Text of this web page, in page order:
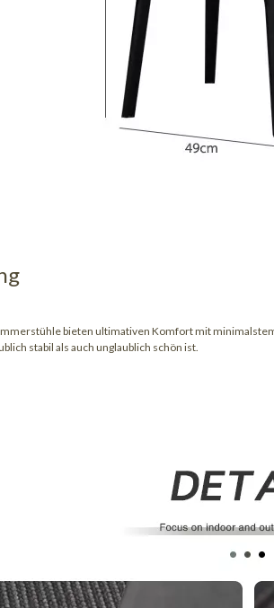
bieten ultimativen Komfort mit
stabil als auch unglaublich schön ist.